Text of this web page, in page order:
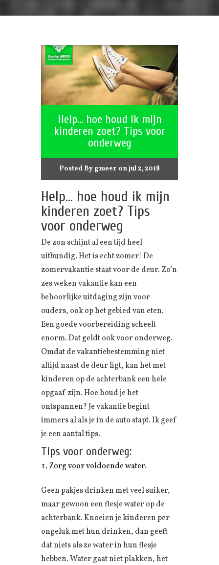
Help… hoe houd ik mijn
kinderen zoet? Tips voor
onderweg
Posted By gmeer on jul 2, 2018
Help… hoe houd ik mijn
kinderen zoet? Tips
voor onderweg
De zon schijnt al een tijd heel
uitbundig. Het is echt zomer! De
zomervakantie staat voor de deur. Zo’n
zes weken vakantie kan een
behoorlijke uitdaging zijn voor
ouders, ook op het gebied van eten.
Een goede voorbereiding scheelt
enorm. Dat geldt ook voor onderweg.
Omdat de vakantiebestemming niet
altijd naast de deur ligt, kan het met
kinderen op de achterbank een hele
opgaaf zijn. Hoe houd je het
ontspannen? Je vakantie begint
immers al als je in de auto stapt. Ik geef
je een aantal tips.
Tips voor onderweg:
Zorg voor voldoende water.
Geen pakjes drinken met veel suiker,
maar gewoon een flesje water op de
achterbank. Knoeien je kinderen per
ongeluk met hun drinken, dan geeft
dat niets als ze water in hun flesje
hebben. Water gaat niet plakken, het